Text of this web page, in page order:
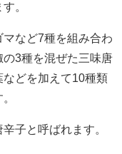
。
など7種を組み合わ
3種を混ぜた三味唐
どを加えて10種類
子と呼ばれます。